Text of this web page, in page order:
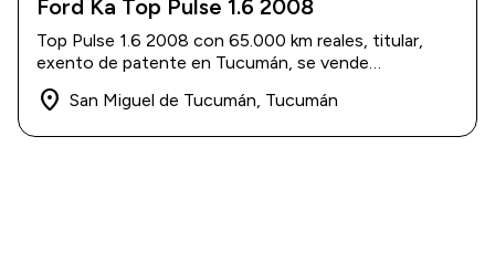
2008 65.000 km
$ 9.500.000
Ford Ka Top Pulse 1.6 2008
Top Pulse 1.6 2008 con 65.000 km reales, titular,
exento de patente en Tucumán, se vende
transferido.
place San Miguel de Tucumán, Tucumán